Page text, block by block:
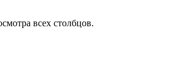
всех столбцов.